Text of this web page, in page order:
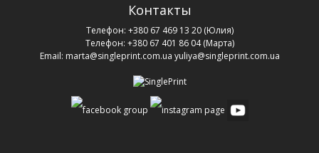
Контакты
Телефон: +380 67 469 13 20(Юлия)
Телефон: +380 67 401 86 04(Марта)
Email: marta@singleprint.com.ua yuliya@singleprint.com.ua